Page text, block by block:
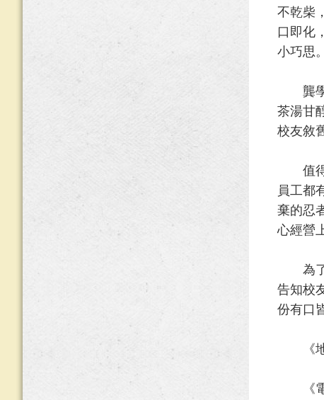
不乾柴
口即化
小巧思。
龔學
茶湯甘
校友敘
值得
員工都
棄的忍
心經營
為了
告知校
份有口
《地
《電